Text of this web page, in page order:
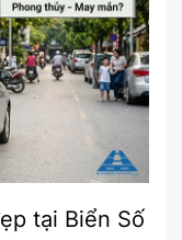
tại Biển Số